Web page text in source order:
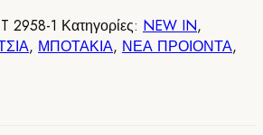
T 2958-1 Κατηγορίες: NEW IN,
, ΜΠΟΤΑΚΙΑ, ΝΕΑ ΠΡΟΙΟΝΤΑ,